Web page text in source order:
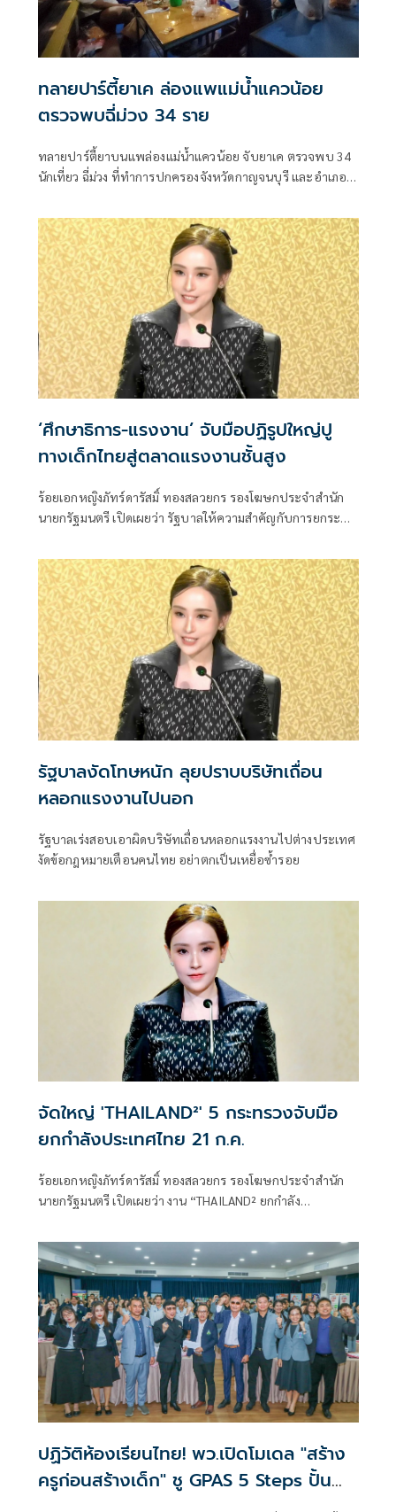
ทลายปาร์ตี้ยาเค ล่องแพแม่น้ำแควน้อย
ตรวจพบฉี่ม่วง 34 ราย
ทลายปาร์ตี้ยาบนแพล่องแม่น้ำแควน้อย จับยาเค ตรวจพบ 34
นักเที่ยว ฉี่ม่วง ที่ทำการปกครองจังหวัดกาญจนบุรี และอําเภอ
ยาเสพติด
‘ศึกษาธิการ-แรงงาน’ จับมือปฏิรูปใหญ่ปู
ทางเด็กไทยสู่ตลาดแรงงานชั้นสูง
ร้อยเอกหญิงภัทร์ดารัสมิ์ ทองสลวยกร รองโฆษกประจำสำนัก
นายกรัฐมนตรี เปิดเผยว่า รัฐบาลให้ความสำคัญกับการยกระดับ
รัฐบาลงัดโทษหนัก ลุยปราบบริษัทเถื่อน
หลอกแรงงานไปนอก
รัฐบาลเร่งสอบเอาผิดบริษัทเถื่อนหลอกแรงงานไปต่างประเทศ
งัดข้อกฎหมายเตือนคนไทย อย่าตกเป็นเหยื่อซ้ำรอย
จัดใหญ่ 'THAILAND²' 5 กระทรวงจับมือ
ยกกำลังประเทศไทย 21 ก.ค.
ร้อยเอกหญิงภัทร์ดารัสมิ์ ทองสลวยกร รองโฆษกประจำสำนัก
นายกรัฐมนตรี เปิดเผยว่า งาน “THAILAND² ยกกำลัง
ครั้งแรกจากการผนึกกำลังของ 5 กระทรวงหลัก
ปฏิวัติห้องเรียนไทย! พว.เปิดโมเดล "สร้าง
ครูก่อนสร้างเด็ก" ชู GPAS 5 Steps ปั้น
เด็กคิดเป็น ใช้ AI อย่างรู้เท่าทัน นำร่อง